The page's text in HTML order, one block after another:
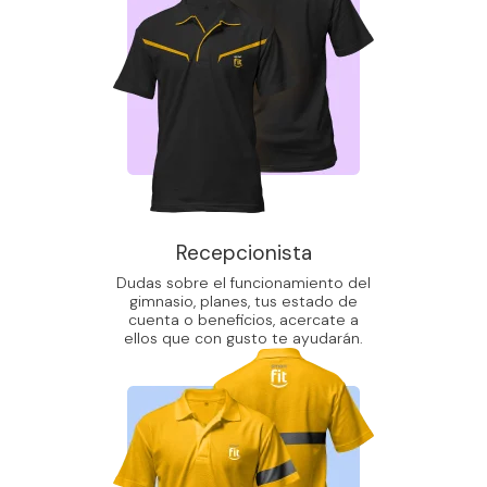
Recepcionista
Dudas sobre el funcionamiento del
gimnasio, planes, tus estado de
cuenta o beneficios, acercate a
ellos que con gusto te ayudarán.